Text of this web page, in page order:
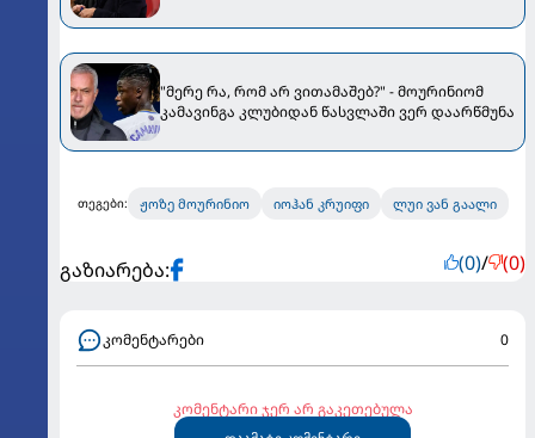
"მერე რა, რომ არ ვითამაშებ?" - მოურინიომ
კამავინგა კლუბიდან წასვლაში ვერ დაარწმუნა
თეგები: ჟოზე მოურინიო იოჰან კრუიფი ლუი ვან გაალი
გაზიარება: (0)/ (0)
კომენტარები 0
კომენტარი ჯერ არ გაკეთებულა